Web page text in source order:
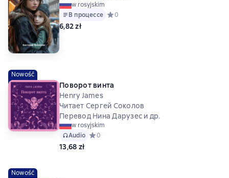
w rosyjskim
В процессе Средний рейтинг 0 на основе 0 оценок
0
6,82 zł
Nowość
Поворот винта
Henry James
Читает Сергей Соколов
Перевод Нина Дарузес и др.
w rosyjskim
Audio Средний рейтинг 0 на основе 0 оценок
0
13,68 zł
Nowość